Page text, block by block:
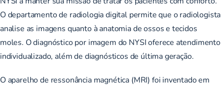
O departamento de radiologia digital permite que o radiologista
analise as imagens quanto à anatomia de ossos e tecidos
moles. O diagnóstico por imagem do NYSI oferece atendimento
individualizado, além de diagnósticos de última geração.
O aparelho de ressonância magnética (MRI) foi inventado em